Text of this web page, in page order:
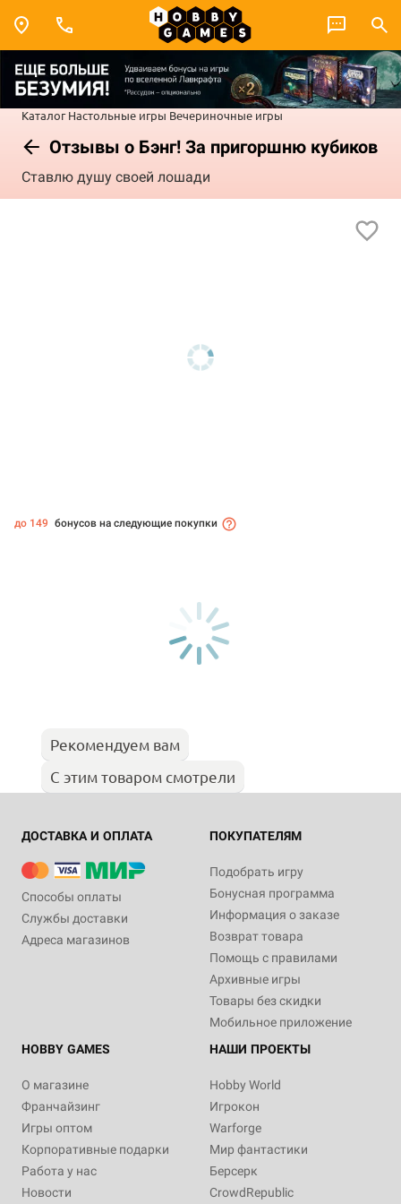
Каталог Настольные игры Вечериночные игры
Отзывы о Бэнг! За пригоршню кубиков
Ставлю душу своей лошади
до 149 бонусов на следующие покупки
Рекомендуем вам
С этим товаром смотрели
ДОСТАВКА И ОПЛАТА
Способы оплаты
Службы доставки
Адреса магазинов
ПОКУПАТЕЛЯМ
Подобрать игру
Бонусная программа
Информация о заказе
Возврат товара
Помощь с правилами
Архивные игры
Товары без скидки
Мобильное приложение
HOBBY GAMES
О магазине
Франчайзинг
Игры оптом
Корпоративные подарки
Работа у нас
Новости
НАШИ ПРОЕКТЫ
Hobby World
Игрокон
Warforge
Мир фантастики
Берсерк
CrowdRepublic